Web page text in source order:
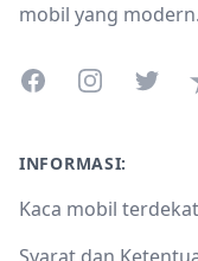
mobil yang modern.
FacebookInstagramTwitter
INFORMASI:
Kaca mobil terdekat